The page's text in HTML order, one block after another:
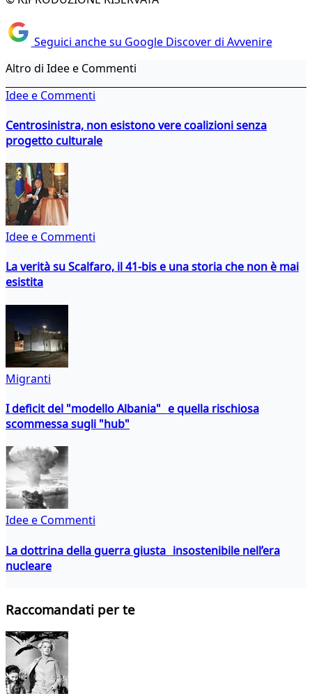
Seguici anche su Google Discover di Avvenire
Altro di Idee e Commenti
Idee e Commenti
Centrosinistra, non esistono vere coalizioni senza
progetto culturale
Idee e Commenti
La verità su Scalfaro, il 41-bis e una storia che non è mai
esistita
Migranti
I deficit del "modello Albania" e quella rischiosa
scommessa sugli "hub"
Idee e Commenti
La dottrina della guerra giusta insostenibile nell’era
nucleare
Raccomandati per te